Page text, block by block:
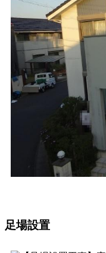
足場設置